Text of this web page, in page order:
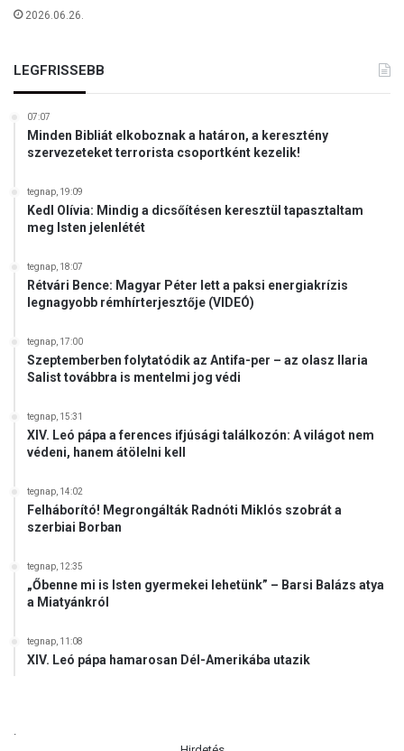
2026.06.26.
LEGFRISSEBB
07:07
Minden Bibliát elkoboznak a határon, a keresztény
szervezeteket terrorista csoportként kezelik!
tegnap, 19:09
Kedl Olívia: Mindig a dicsőítésen keresztül tapasztaltam
meg Isten jelenlétét
tegnap, 18:07
Rétvári Bence: Magyar Péter lett a paksi energiakrízis
legnagyobb rémhírterjesztője (VIDEÓ)
tegnap, 17:00
Szeptemberben folytatódik az Antifa-per – az olasz Ilaria
Salist továbbra is mentelmi jog védi
tegnap, 15:31
XIV. Leó pápa a ferences ifjúsági találkozón: A világot nem
védeni, hanem átölelni kell
tegnap, 14:02
Felháborító! Megrongálták Radnóti Miklós szobrát a
szerbiai Borban
tegnap, 12:35
„Őbenne mi is Isten gyermekei lehetünk” – Barsi Balázs atya
a Miatyánkról
tegnap, 11:08
XIV. Leó pápa hamarosan Dél-Amerikába utazik